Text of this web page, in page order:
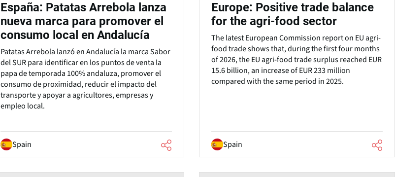
España: Patatas Arrebola lanza
nueva marca para promover el
consumo local en Andalucía
Patatas Arrebola lanzó en Andalucía la marca Sabor
del SUR para identificar en los puntos de venta la
papa de temporada 100% andaluza, promover el
consumo de proximidad, reducir el impacto del
transporte y apoyar a agricultores, empresas y
empleo local.
Spain
Europe: Positive trade balance
for the agri-food sector
The latest European Commission report on EU agri-
food trade shows that, during the first four months
of 2026, the EU agri-food trade surplus reached EUR
15.6 billion, an increase of EUR 233 million
compared with the same period in 2025.
Spain